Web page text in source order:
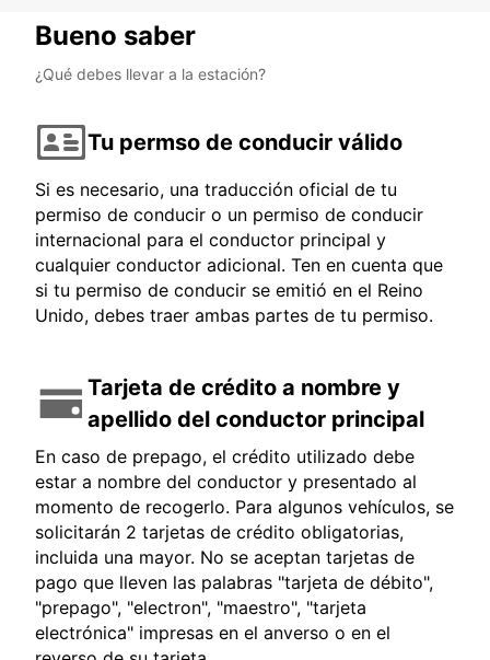
Bueno saber
¿Qué debes llevar a la estación?
Tu permso de conducir válido
Si es necesario, una traducción oficial de tu
permiso de conducir o un permiso de conducir
internacional para el conductor principal y
cualquier conductor adicional. Ten en cuenta que
si tu permiso de conducir se emitió en el Reino
Unido, debes traer ambas partes de tu permiso.
Tarjeta de crédito a nombre y
apellido del conductor principal
En caso de prepago, el crédito utilizado debe
estar a nombre del conductor y presentado al
momento de recogerlo. Para algunos vehículos, se
solicitarán 2 tarjetas de crédito obligatorias,
incluida una mayor. No se aceptan tarjetas de
pago que lleven las palabras "tarjeta de débito",
"prepago", "electron", "maestro", "tarjeta
electrónica" impresas en el anverso o en el